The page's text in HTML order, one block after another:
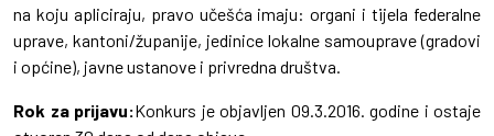
na koju apliciraju, pravo učešća imaju: organi i tijela federalne
uprave, kantoni/županije, jedinice lokalne samouprave (gradovi
i općine), javne ustanove i privredna društva.
Rok za prijavu:Konkurs je objavljen 09.3.2016. godine i ostaje